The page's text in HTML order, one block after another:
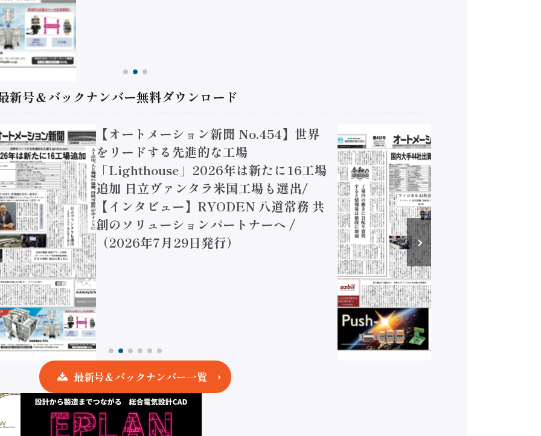
新号＆バックナンバー無料ダウンロード
【オートメーション新聞 No.454】世界
をリードする先進的な工場
「Lighthouse」2026年は新たに16工場
追加 日立ヴァンタラ米国工場も選出/
【インタビュー】RYODEN 八道常務 共
創のソリューションパートナーへ /
（2026年7月29日発行）
最新号＆バックナンバー一覧